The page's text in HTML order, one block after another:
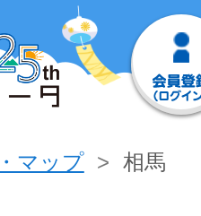
マップ 相馬